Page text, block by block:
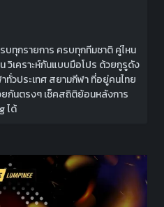
บทุกรายการ ครบทุกทีมชาติ คู่ไหน
วิเคราะห์กันแบบมือโปร ด้วยกูรูดัง
ทั่วประเทศ สยามกีฬา ที่อยู่คนไทย
ยกันตรงๆ เช็คสถิติย้อนหลังการ
ได้